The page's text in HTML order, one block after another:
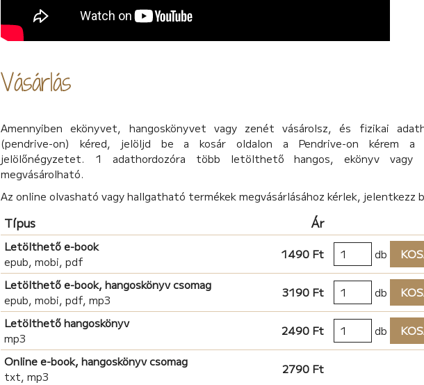
Vásárlás
Amennyiben ekönyvet, hangoskönyvet vagy zenét vásárolsz, és fizikai
(pendrive-on) kéred, jelöljd be a kosár oldalon a Pendrive-on kérem a
jelölőnégyzetet. 1 adathordozóra több letölthető hangos, ekönyv vagy
megvásárolható.
Az online olvasható vagy hallgatható termékek megvásárlásához kérlek, jelentkezz
Típus Ár
Letölthető e-book
epub, mobi, pdf
1490 Ft db
Letölthető e-book, hangoskönyv csomag
epub, mobi, pdf, mp3
3190 Ft db
Letölthető hangoskönyv
mp3
2490 Ft db
Online e-book, hangoskönyv csomag
txt, mp3
2790 Ft